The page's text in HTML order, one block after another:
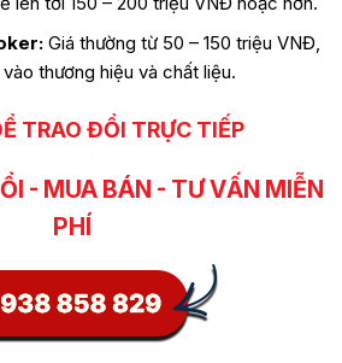
Giá thường từ 50 – 150 triệu VNĐ,
thương hiệu và chất liệu.
TRAO ĐỔI TRỰC TIẾP
- MUA BÁN - TƯ VẤN MIỄN
PHÍ